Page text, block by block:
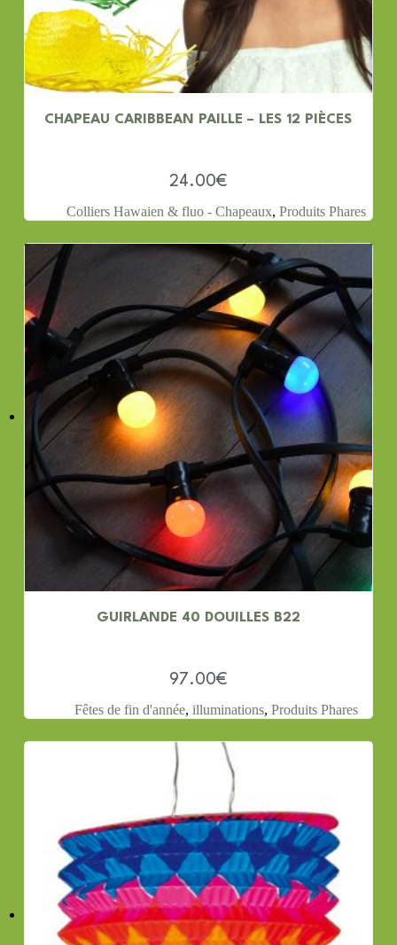
CHAPEAU CARIBBEAN PAILLE – LES 12 PIÈCES
24.00€
Colliers Hawaien & fluo - Chapeaux, Produits Phares
GUIRLANDE 40 DOUILLES B22
97.00€
Fêtes de fin d'année, illuminations, Produits Phares